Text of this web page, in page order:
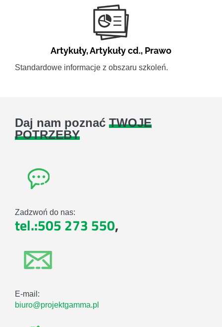
Artykuły,Artykuły cd., Prawo
Standardowe informacje z obszaru szkoleń.
Daj nam poznać TWOJE
POTRZEBY
Zadzwoń do nas:
tel.:505 273 550,
E-mail:
biuro@projektgamma.pl